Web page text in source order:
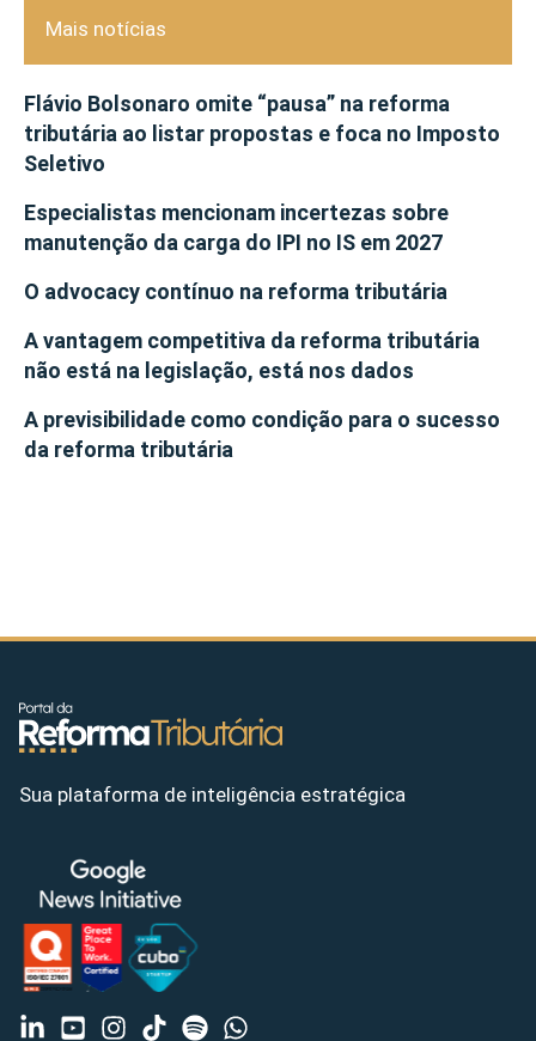
Mais notícias
Flávio Bolsonaro omite “pausa” na reforma
tributária ao listar propostas e foca no Imposto
Seletivo
Especialistas mencionam incertezas sobre
manutenção da carga do IPI no IS em 2027
O advocacy contínuo na reforma tributária
A vantagem competitiva da reforma tributária
não está na legislação, está nos dados
A previsibilidade como condição para o sucesso
da reforma tributária
Sua plataforma de inteligência estratégica